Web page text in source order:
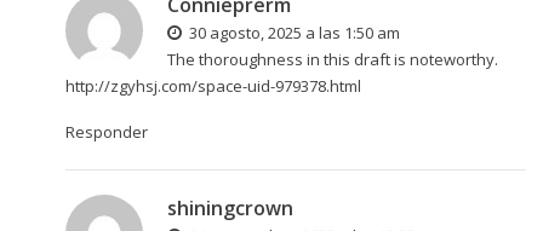
Connieprerm
30 agosto, 2025 a las 1:50 am
The thoroughness in this draft is noteworthy.
http://zgyhsj.com/space-uid-979378.html
Responder
shiningcrown